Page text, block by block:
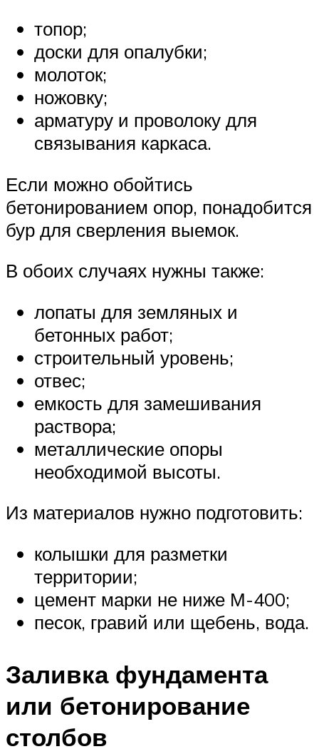
топор;
доски для опалубки;
молоток;
ножовку;
арматуру и проволоку для
связывания каркаса.
Если можно обойтись
бетонированием опор, понадобится
бур для сверления выемок.
В обоих случаях нужны также:
лопаты для земляных и
бетонных работ;
строительный уровень;
отвес;
емкость для замешивания
раствора;
металлические опоры
необходимой высоты.
Из материалов нужно подготовить:
колышки для разметки
территории;
цемент марки не ниже М-400;
песок, гравий или щебень, вода.
Заливка фундамента
или бетонирование
столбов